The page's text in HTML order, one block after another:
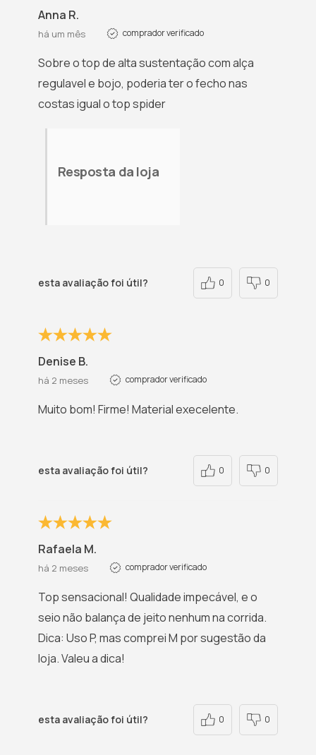
Anna R.
há um mês comprador verificado
Sobre o top de alta sustentação com alça
regulavel e bojo, poderia ter o fecho nas
costas igual o top spider
Resposta da loja
esta avaliação foi útil? 0 0
Denise B.
há 2 meses comprador verificado
Muito bom! Firme! Material execelente.
esta avaliação foi útil? 0 0
Rafaela M.
há 2 meses comprador verificado
Top sensacional! Qualidade impecável, e o
seio não balança de jeito nenhum na corrida.
Dica: Uso P, mas comprei M por sugestão da
loja. Valeu a dica!
esta avaliação foi útil? 0 0